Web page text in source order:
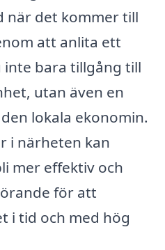
när det kommer till
att anlita ett
bara tillgång till
utan även en
lokala ekonomin.
i närheten kan
mer effektiv och
för att
i tid och med hög